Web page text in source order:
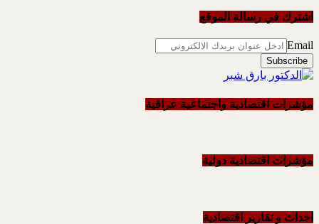
اشترك في رسالة الموقع
Email
مؤشرات اقتصادية واجتماعية عراقية
مؤشرات اقتصادية دولية
احداث و تقاریر اقتصادیة